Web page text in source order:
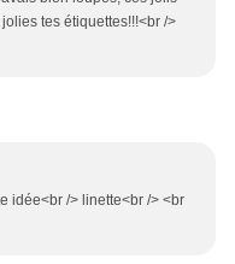
tes étiquettes!!!<br />
idée<br /> linette<br /> <br